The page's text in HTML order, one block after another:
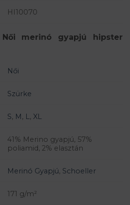
HI10070
Női merinó gyapjú hipster
Női
Szürke
S, M, L,XL
41% Merino gyapjú, 57%
poliamid, 2% elasztán
Merinó Gyapjú, Schoeller
171 g/m²